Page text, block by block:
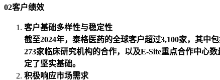
02客户绩效
客户基础多样性与稳定性
截至2024年，泰格医药的全球客户超过3,100家，其中
273家临床研究机构的合作，以及E-Site重点合作中心
定了坚实基础。
积极响应市场需求